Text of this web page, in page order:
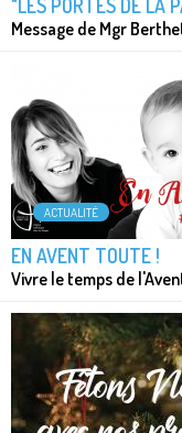
"LES PORTES DE LA
Message de Mgr
ACTUALITÉ
EN AVENT TOUTE !
Vivre le temps de